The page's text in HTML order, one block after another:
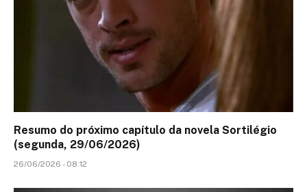
Resumo do próximo capítulo da novela Sortilégio
(segunda, 29/06/2026)
26/06/2026 - 08:12